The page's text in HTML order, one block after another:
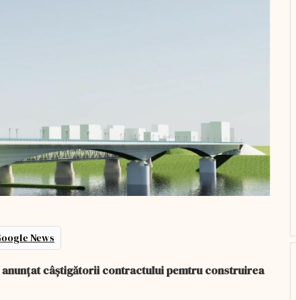
News
câștigătorii contractului pemtru construirea